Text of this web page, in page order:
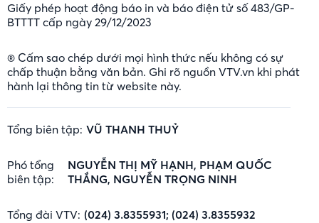
Giấy phép hoạt động báo in và báo điện tử số 483/GP-
BTTTT cấp ngày 29/12/2023
® Cấm sao chép dưới mọi hình thức nếu không có sự
chấp thuận bằng văn bản. Ghi rõ nguồn VTV.vn khi phát
hành lại thông tin từ website này.
Tổng biên tập: VŨ THANH THUỶ
Phó tổng
biên tập:
NGUYỄN THỊ MỸ HẠNH, PHẠM QUỐC
THẮNG, NGUYỄN TRỌNG NINH
Tổng đài VTV: (024) 3.8355931; (024) 3.8355932